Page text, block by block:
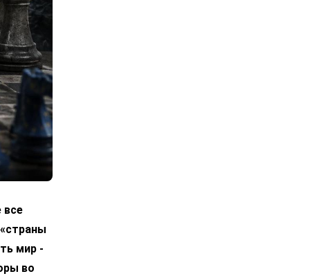
все
мир -
во